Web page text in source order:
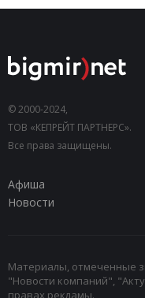
© 2000-2024,
ТОВ «КЕПРЕЙТ ПАРТНЕРС».
Все права защищены.
Афиша
Новости
Материалы, отмеченные
"Новости компаний",
правах рекламы.